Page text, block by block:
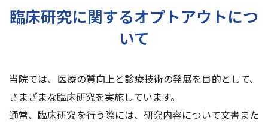
臨床研究に関するオプトアウトにつ
いて
当院では、医療の質向上と診療技術の発展を目的として、
さまざまな臨床研究を実施しています。
通常、臨床研究を行う際には、研究内容について文書また